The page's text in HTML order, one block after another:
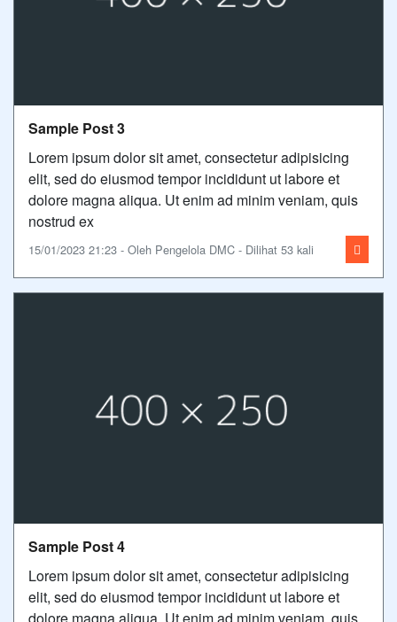
Sample Post 3
Lorem ipsum dolor sit amet, consectetur adipisicing
elit, sed do eiusmod tempor incididunt ut labore et
dolore magna aliqua. Ut enim ad minim veniam, quis
nostrud ex
15/01/2023 21:23 - Oleh Pengelola DMC - Dilihat 53 kali
Sample Post 4
Lorem ipsum dolor sit amet, consectetur adipisicing
elit, sed do eiusmod tempor incididunt ut labore et